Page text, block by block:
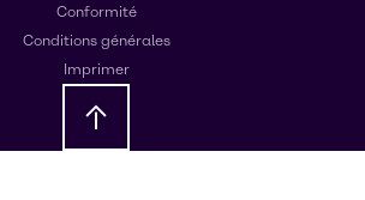
Conformité
Conditions générales
Imprimer